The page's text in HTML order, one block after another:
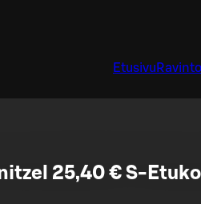
Etusivu
25,40 € S-